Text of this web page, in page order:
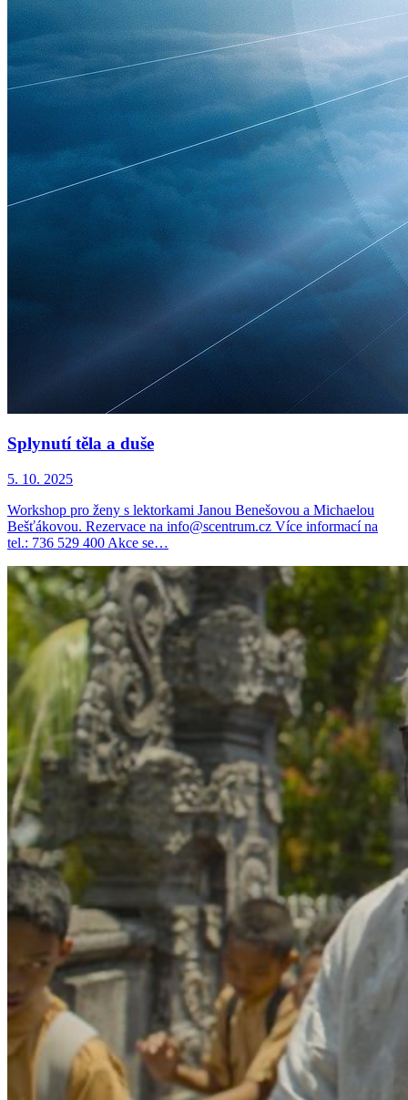
Splynutí těla a duše
5. 10. 2025
Workshop pro ženy s lektorkami Janou Benešovou a Michaelou
Bešťákovou. Rezervace na info@scentrum.cz Více informací na
tel.: 736 529 400 Akce se…